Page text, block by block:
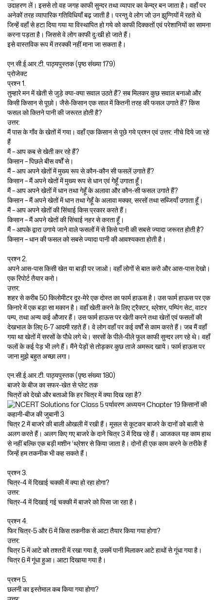
उदाहरण लें। इससे तो वह जगह काफी सुन्दर तथा व्यापार का केन्द्र बन जाता है। वहाँ पर
अनेकों तरह व्यापारिक गतिविधियाँ बढ़ जाती है। परन्तु वे लोग जो उन झुग्गियों में रहते थे
जिन्हें वहाँ से हटा दिया गया या विस्थापित हो गये को काफी दिक्कतों एवं परेशानियों का सामना
करना पड़ता है। जिससे वे लोग काफी दुःखी हो जाते हैं।
इसे वास्तविक रूप में तरक्की नहीं माना जा सकता है।
एन.सी.ई.आर.टी. पाठ्यपुस्तक (पृष्ठ संख्या 179)
प्रोजेक्ट
प्रश्न 1.
तुम्हारे मन में खेती से जुड़े क्या-क्या सवाल उठते हैं? सब मिलकर कुछ सवाल बनाओ और
किसी किसान से पूछो। जैसे-किसान एक साल में कितनी तरह की फसल उगाते हैं? किस
फसल को कितने पानी की जरूरत होती है?
उत्तर:
मैं पास के गाँव के खेतों में गया। वहाँ एक किसान से पूछे गये प्रश्न एवं उत्तर: नीचे दिये जा रहे
हैं
मैं – आप कब से खेती कर रहे हैं?
किसान – पिछले बीस वर्षों से।
मैं – आप अपने खेतों में मुख्य रूप से कौन-कौन सी फसलें उगाते हैं?
किसान – मैं अपने खेतों में मुख्य रूप से धान एवं गेहूँ उगाता हूँ।
मैं – आप अपने खेतों में धान तथा गेहूँ के अलावा और कौन-सी फसल उगाते हैं?
किसान – मैं अपने खेतों में धान तथा गेहूँ के अलावा मक्का, सरसों तथा सब्जियाँ उगाता हूँ।
मैं – आप अपने खेतों की सिंचाई किस प्रकार करते हैं।
किसान – मैं अपने खेतों की सिंचाई नहर से करता हूँ।
मैं – आपके द्वारा उगाये जाने वाले फसलों में से किसे पानी की सबसे ज्यादा जरूरत होती है?
किसान – धान की फसल को सबसे ज्यादा पानी की आवश्यकता होती है।
प्रश्न 2.
अपने आस-पास किसी खेत या बाड़ी पर जाओ। वहाँ लोगों से बात करो और आस-पास देखो।
एक रिपोर्ट तैयार करो।
उत्तर:
शहर से करीब 50 किलोमीटर दूर-मेरे एक दोस्त का फार्म हाऊस है। उस फार्म हाऊस पर एक
किनारे में एक बड़ा सा मकान है। वहाँ खेती करने के लिए ट्रैक्टर, थ्रेशर, पम्पिंग सेट, वाटर
पम्प, तथा अन्य कई औजार हैं। उस फार्म हाऊस पर खेती करने तथा खेतों एवं फसलों की
देखभाल के लिए 6-7 आदमी रहते हैं। वे लोग वहाँ पर कई वर्षों से काम करते हैं। जब मैं वहाँ
गया था खेतों में सरसों के पौधे लगे थे। सरसों के पीले-पीले फूल काफी सुन्दर लग रहे थे। वहाँ
फलों के कई पेड़ भी लगे हैं। मैंने पेड़ों से तोड़कर कुछ ताजे अमरूद खाये। फार्म हाऊस पर
जाना मुझे बहुत अच्छा लगा।
एन.सी.ई.आर.टी. पाठ्यपुस्तक (पृष्ठ संख्या 180)
बाजरे के बीज का सफर-खेत से प्लेट तक
चित्रों को देखो और बताओ कि हर चित्र में क्या दिख रहा है?
चित्र 2 में बाजरे की बाली ओखली में रखी हैं। मूसल से कूटकर बाजरे के दानों को बाली से
अलग करते हैं। अलग किए गए बाजरे के दाने चित्र 3 में दिख रहे हैं। आजकल यह काम हाथ
से नहीं बल्कि एक बड़ी मशीन ‘थ्रेशर से किया जाता है। दोनों ही एक काम करने के तरीके हैं
जिन्हें हम तकनीक भी कह सकते हैं।
प्रश्न 3.
चित्र-4 में दिखाई चक्की में क्या हो रहा होगा?
उत्तर:
चित्र-4 में दिखाई गई चक्की में बाजरे को पिसा जा रहा है।
प्रश्न 4.
फिर चित्र-5 और 6 में किस तकनीक से आटा तैयार किया गया होगा?
उत्तर:
चित्र 5 में आटे को तश्तरी में रखा गया है, उसमें पानी मिलाकर आटे हाथों से गूंधा गया है।
चित्र 6 में गूंधा हुआ। आटा दिखाया गया है।
प्रश्न 5.
छलनी का इस्तेमाल कब किया गया होगा?